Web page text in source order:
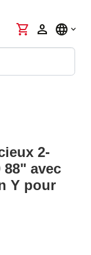
shopping_cart person language
2-
88" avec
Y pour